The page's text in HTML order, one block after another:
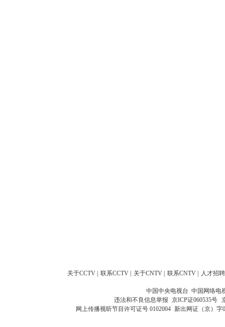
关于CCTV 联系CCTV 关于CNTV 联系CNTV 人才招聘
中国中央电视台 中国网络电
违法和不良信息举报 京ICP证060535号
网上传播视听节目许可证号 0102004 新出网证（京）